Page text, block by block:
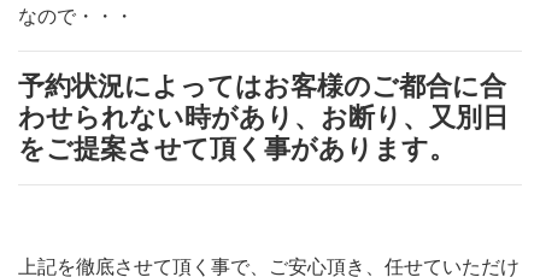
なので・・・
予約状況によってはお客様のご都合に合
わせられない時があり、お断り、又別日
をご提案させて頂く事があります。
上記を徹底させて頂く事で、ご安心頂き、任せていただけ